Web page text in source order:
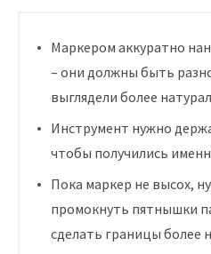
Маркером аккуратно
– они должны быть
выглядели более
Инструмент нужно
чтобы получились
Пока маркер не высох,
промокнуть пятнышки
сделать границы более